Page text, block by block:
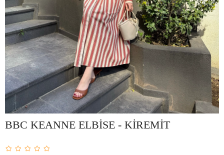
BBC KEANNE ELBİSE - KİREMİT